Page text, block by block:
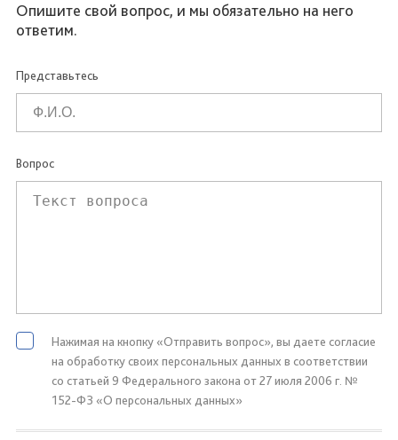
Опишите свой вопрос, и мы обязательно на него
ответим.
Представьтесь
Вопрос
Нажимая на кнопку «Отправить вопрос», вы даете согласие
на обработку своих персональных данных в соответствии
со статьей 9 Федерального закона от 27 июля 2006 г. №
152-ФЗ «О персональных данных»